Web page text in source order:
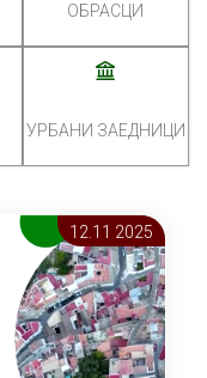
ОБРАСЦИ
УРБАНИ ЗАЕДНИЦИ
12.11 2025